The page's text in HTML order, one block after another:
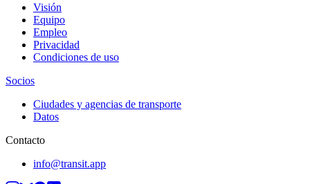
Visión
Equipo
Empleo
Privacidad
Condiciones de uso
Socios
Ciudades y agencias de transporte
Datos
Contacto
info@transit.app